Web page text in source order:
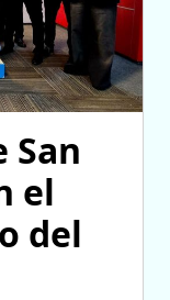
el
del